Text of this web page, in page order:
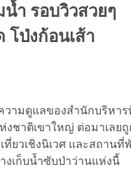
ำ รอบวิวสวยๆ
โป่งก้อนเส้า
ามดูแลของสำนักบริหา
ชาติเขาใหญ่ ต่อมาเลย
ยวเชิงนิเวศ และสถาน
เก็บน้ำซับป่าว่านแห่งนี้